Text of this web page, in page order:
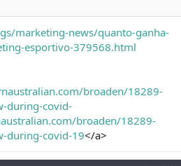
marketing-news/quanto-ganha-
esportivo-379568.html
broaden/18289-
during-covid-
broaden/18289-
during-covid-19</a>